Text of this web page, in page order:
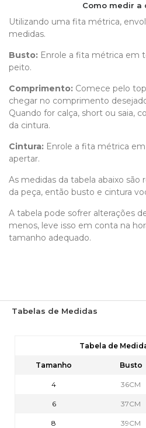
Como medir a
Utilizando uma fita métrica,
medidas.
Busto: Enrole a fita métrica em
peito.
Comprimento: Comece pelo
chegar no comprimento
Quando for calça, short ou saia,
da cintura.
Cintura: Enrole a fita métrica
apertar.
As medidas da tabela abaixo
da peça, então busto e cintura
A tabela pode sofrer alterações
menos, leve isso em conta na
tamanho adequado.
Tabelas de Medidas
Tabela de
Tamanho Busto
4 36CM
6 37CM
8 39CM